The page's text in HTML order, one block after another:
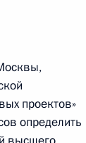
проектов»
определить